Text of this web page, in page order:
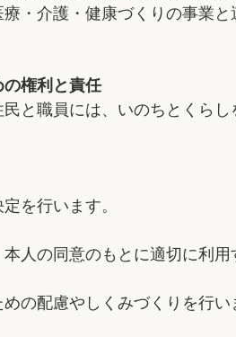
・介護・健康づくりの事業
権利と責任
と職員には、いのちとくら
を行います。
人の同意のもとに適切に利用
の配慮やしくみづくりを行い